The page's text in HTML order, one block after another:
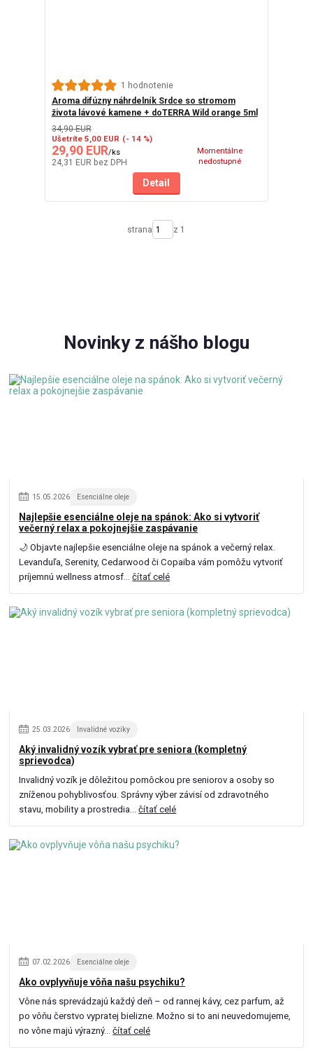
1 hodnotenie
Aroma difúzny náhrdelník Srdce so stromom
života lávové kamene + doTERRA Wild orange 5ml
34,90 EUR
Ušetríte 5,00 EUR (- 14 %)
29,90 EUR/ks
24,31 EUR bez DPH
Momentálne
nedostupné
Detail
strana z 1
Novinky z nášho blogu
15.05.2026 Esenciálne oleje
Najlepšie esenciálne oleje na spánok: Ako si vytvoriť
večerný relax a pokojnejšie zaspávanie
🌙 Objavte najlepšie esenciálne oleje na spánok a večerný relax.
Levanduľa, Serenity, Cedarwood či Copaiba vám pomôžu vytvoriť
príjemnú wellness atmosf...čítať celé
25.03.2026 Invalidné vozíky
Aký invalidný vozík vybrať pre seniora (kompletný
sprievodca)
Invalidný vozík je dôležitou pomôckou pre seniorov a osoby so
zníženou pohyblivosťou. Správny výber závisí od zdravotného
stavu, mobility a prostredia...čítať celé
07.02.2026 Esenciálne oleje
Ako ovplyvňuje vôňa našu psychiku?
Vône nás sprevádzajú každý deň – od rannej kávy, cez parfum, až
po vôňu čerstvo vypratej bielizne. Možno si to ani neuvedomujeme,
no vône majú výrazný...čítať celé